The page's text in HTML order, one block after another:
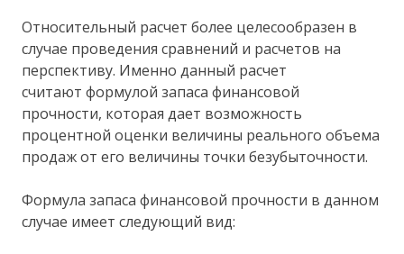
Относительный расчет более целесообразен в
случае проведения сравнений и расчетов на
перспективу. Именно данный расчет
считают формулой запаса финансовой
прочности, которая дает возможность
процентной оценки величины реального объема
продаж от его величины точки безубыточности.
Формула запаса финансовой прочности в данном
случае имеет следующий вид: